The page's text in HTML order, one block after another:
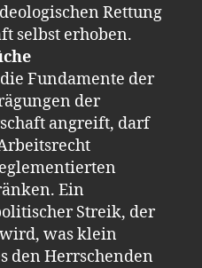
Rettung
selbst erhoben.
Fundamente der
der
angreift, darf
Ein
Streik, der
was klein
den Herrschenden